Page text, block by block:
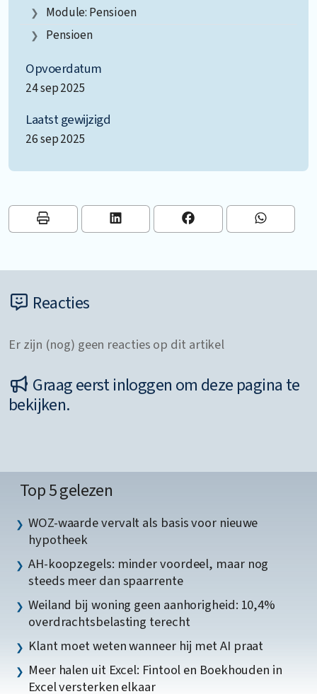
Module: Pensioen
Pensioen
Opvoerdatum
24 sep 2025
Laatst gewijzigd
26 sep 2025
Reacties
Er zijn (nog) geen reacties op dit artikel
Graag eerst inloggen om deze pagina te
bekijken.
Top 5 gelezen
WOZ-waarde vervalt als basis voor nieuwe
hypotheek
AH-koopzegels: minder voordeel, maar nog
steeds meer dan spaarrente
Weiland bij woning geen aanhorigheid: 10,4%
overdrachtsbelasting terecht
Klant moet weten wanneer hij met AI praat
Meer halen uit Excel: Fintool en Boekhouden in
Excel versterken elkaar